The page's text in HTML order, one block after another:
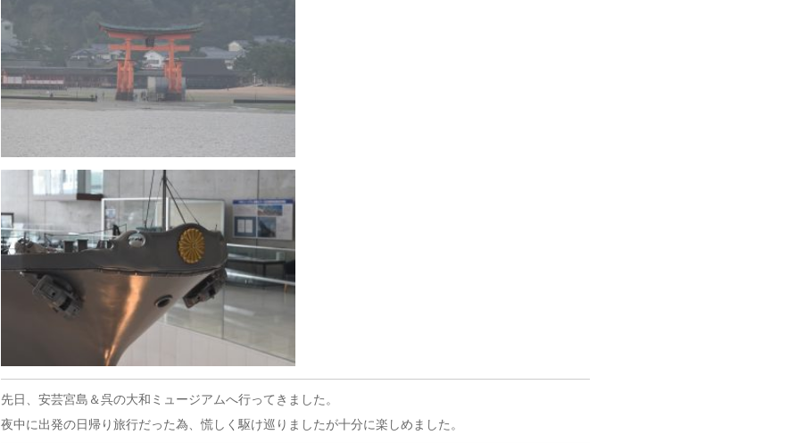
先日、安芸宮島＆呉の大和ミュージアムへ行ってきました。
夜中に出発の日帰り旅行だった為、慌しく駆け巡りましたが十分に楽しめました。